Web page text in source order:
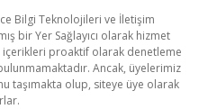
Bilgi Teknolojileri ve İletişim
bir Yer Sağlayıcı olarak hizmet
proaktif olarak denetleme
Ancak, üyelerimiz
taşımakta olup, siteye üye olarak